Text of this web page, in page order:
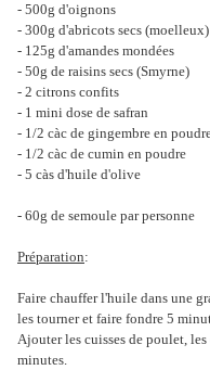
- 500g d'oignons
- 300g d'abricots secs (moelleux)
- 125g d'amandes mondées
- 50g de raisins secs (Smyrne)
- 2 citrons confits
- 1 mini dose de safran
- 1/2 càc de gingembre en
- 1/2 càc de cumin en poudre
- 5 càs d'huile d'olive
- 60g de semoule par personne
Préparation:
Faire chauffer l'huile dans une
les tourner et faire fondre 5
Ajouter les cuisses de poulet,
minutes.